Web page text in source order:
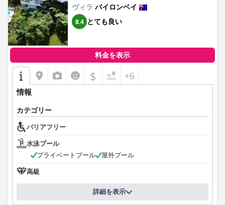
ヴィラ バイロンベイ
8.4 とても良い
料金を表示
$ +6
情報
カテゴリー
バリアフリー
水泳プール
プライベートプール
屋外プール
高級
詳細を表示